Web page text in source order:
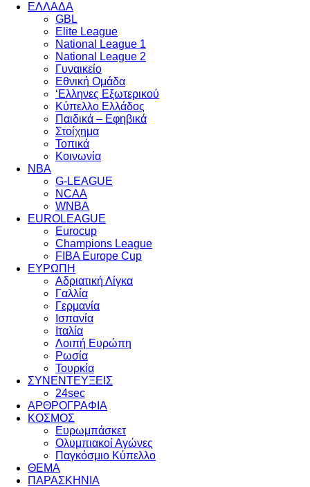
EΛΛΑΔΑ
GBL
Elite League
National League 1
National League 2
Γυναικείο
Εθνική Ομάδα
‘Ελληνες Εξωτερικού
Κύπελλο Ελλάδος
Παιδικά – Εφηβικά
Στοίχημα
Τοπικά
Κοινωνία
NBA
G-LEAGUE
NCAA
WNBA
ΕUROLEAGUE
Eurocup
Champions League
FIBA Europe Cup
ΕΥΡΩΠΗ
Αδριατική Λίγκα
Γαλλία
Γερμανία
Ισπανία
Ιταλία
Λοιπή Ευρώπη
Ρωσία
Τουρκία
ΣΥΝΕΝΤΕΥΞΕΙΣ
24sec
ΑΡΘΡΟΓΡΑΦΙΑ
ΚΟΣΜΟΣ
Ευρωμπάσκετ
Ολυμπιακοί Αγώνες
Παγκόσμιο Κύπελλο
ΘΕΜΑ
ΠΑΡΑΣΚΗΝΙΑ